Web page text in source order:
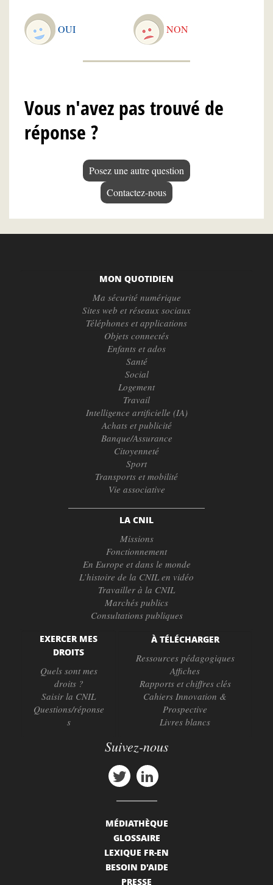
OUI NON
Vous n'avez pas trouvé de
réponse ?
Posez une autre question
Contactez-nous
MON QUOTIDIEN
Ma sécurité numérique
Sites web et réseaux sociaux
Téléphones et applications
Objets connectés
Enfants et ados
Santé
Social
Logement
Travail
Intelligence artificielle (IA)
Achats et publicité
Banque/Assurance
Citoyenneté
Sport
Transports et mobilité
Vie associative
LA CNIL
Missions
Fonctionnement
En Europe et dans le monde
L’histoire de la CNIL en vidéo
Travailler à la CNIL
Marchés publics
Consultations publiques
EXERCER MES
DROITS
Quels sont mes
droits ?
Saisir la CNIL
Questions/réponse
s
À TÉLÉCHARGER
Ressources pédagogiques
Affiches
Rapports et chiffres clés
Cahiers Innovation &
Prospective
Livres blancs
Suivez-nous
MÉDIATHÈQUE
GLOSSAIRE
LEXIQUE FR-EN
BESOIN D'AIDE
PRESSE